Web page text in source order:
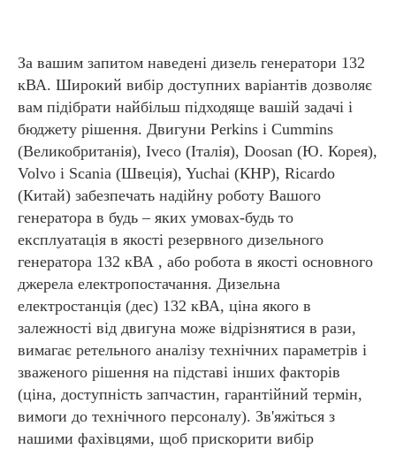
За вашим запитом наведені дизель генератори 132
кВА. Широкий вибір доступних варіантів дозволяє
вам підібрати найбільш підходяще вашій задачі і
бюджету рішення. Двигуни Perkins і Cummins
(Великобританія), Iveco (Італія), Doosan (Ю. Корея),
Volvo і Scania (Швеція), Yuchai (КНР), Ricardo
(Китай) забезпечать надійну роботу Вашого
генератора в будь – яких умовах-будь то
експлуатація в якості резервного дизельного
генератора 132 кВА , або робота в якості основного
джерела електропостачання. Дизельна
електростанція (дес) 132 кВА, ціна якого в
залежності від двигуна може відрізнятися в рази,
вимагає ретельного аналізу технічних параметрів і
зваженого рішення на підставі інших факторів
(ціна, доступність запчастин, гарантійний термін,
вимоги до технічного персоналу). Зв'яжіться з
нашими фахівцями, щоб прискорити вибір